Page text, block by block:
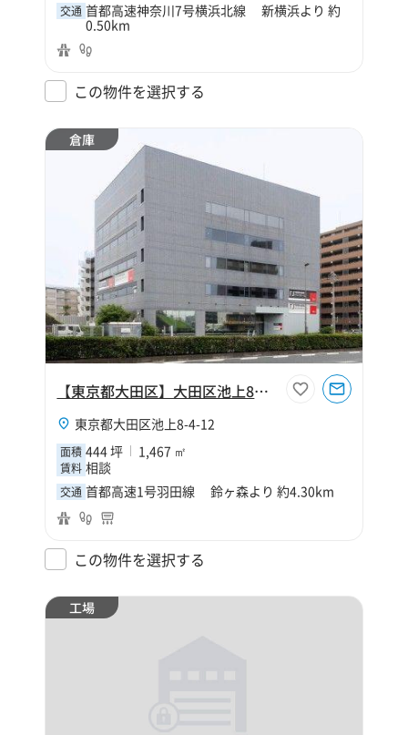
交通 首都高速神奈川7号横浜北線 新横浜より 約
0.50km
この物件を選択する
倉庫
【東京都大田区】大田区池上8丁目444坪倉庫
東京都大田区池上8-4-12
面積 444 坪 1,467 ㎡
賃料 相談
交通 首都高速1号羽田線 鈴ヶ森より 約4.30km
この物件を選択する
工場